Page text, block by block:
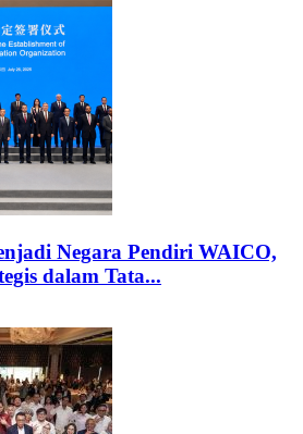
Negara Pendiri WAICO,
dalam Tata...